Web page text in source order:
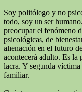
Soy politólogo y no
todo, soy un ser
preocupar el fenómeno
psicológicas, de
alienación en el futuro
acontecerá adulto. Es la
lacra. Y segunda
familiar.